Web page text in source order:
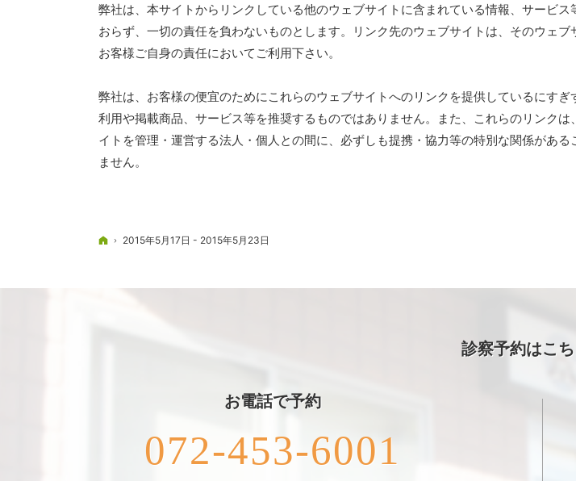
弊社は、本サイトからリンクしている他のウェブサイトに含まれている情報、サービス
おらず、一切の責任を負わないものとします。リンク先のウェブサイトは、そのウェブ
お客様ご自身の責任においてご利用下さい。
弊社は、お客様の便宜のためにこれらのウェブサイトへのリンクを提供しているにす
利用や掲載商品、サービス等を推奨するものではありません。また、これらのリンクは
イトを管理・運営する法人・個人との間に、必ずしも提携・協力等の特別な関係がある
ません。
ホーム
2015年5月17日 - 2015年5月23日
診察予約はこ
お電話で予約
072-453-6001